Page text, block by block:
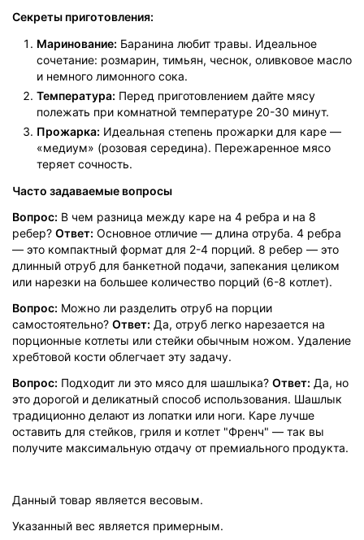
Секреты приготовления:
Маринование: Баранина любит травы. Идеальное
сочетание: розмарин, тимьян, чеснок, оливковое масло
и немного лимонного сока.
Температура: Перед приготовлением дайте мясу
полежать при комнатной температуре 20-30 минут.
Прожарка: Идеальная степень прожарки для каре —
«медиум» (розовая середина). Пережаренное мясо
теряет сочность.
Часто задаваемые вопросы
Вопрос: В чем разница между каре на 4 ребра и на 8
ребер? Ответ: Основное отличие — длина отруба. 4 ребра
— это компактный формат для 2-4 порций. 8 ребер — это
длинный отруб для банкетной подачи, запекания целиком
или нарезки на большее количество порций (6-8 котлет).
Вопрос: Можно ли разделить отруб на порции
самостоятельно? Ответ: Да, отруб легко нарезается на
порционные котлеты или стейки обычным ножом. Удаление
хребтовой кости облегчает эту задачу.
Вопрос: Подходит ли это мясо для шашлыка? Ответ: Да, но
это дорогой и деликатный способ использования. Шашлык
традиционно делают из лопатки или ноги. Каре лучше
оставить для стейков, гриля и котлет "Френч" — так вы
получите максимальную отдачу от премиального продукта.
Данный товар является весовым.
Указанный вес является примерным.
обработки
данных